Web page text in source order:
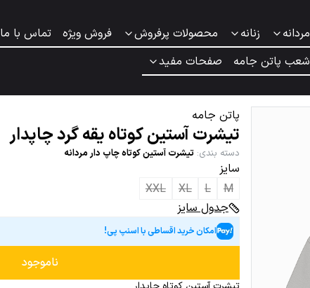
مردانه زنانه محصولات پرفروش فروش ویژه تماس با ما
شعب پاتن جامه
صفحات مفید
پاتن جامه
تیشرت آستین کوتاه یقه گرد چاپدار
دسته بندی: تیشرت آستین کوتاه چاپ دار مردانه
سایز
M
L
XL
XXL
جدول سایز
امکان خرید اقساطی با اسنپ پی!
ناموجود